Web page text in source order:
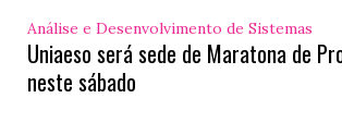
Análise e Desenvolvimento de Sistemas
Uniaeso será sede de Maratona de
neste sábado